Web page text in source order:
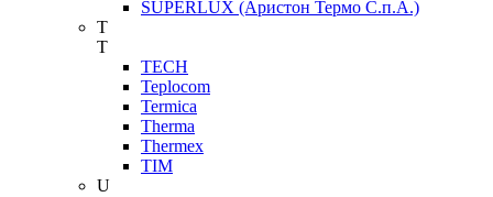
SUPERLUX (Аристон Термо С.п.А.)
T
T
TECH
Teplocom
Termica
Therma
Thermex
TIM
U